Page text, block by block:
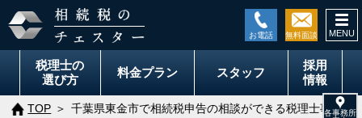
税理士の
選び方
料金プラン スタッフ
採用
情報
TOP 千葉県東金市で相続税申告の相談ができる税理士事務所